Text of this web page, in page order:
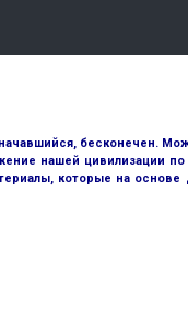
бесконечен.
нашей цивилизации
которые на основе